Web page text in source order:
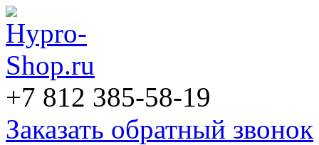
+7 812 385-58-19
Заказать обратный звонок